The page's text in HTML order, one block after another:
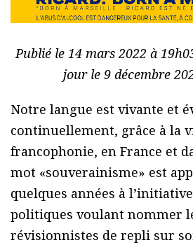
Publié le 14 mars 2022 à
jour le 9 décembre
Notre langue est vivante et
continuellement, grâce à la
francophonie, en France et
mot «souverainisme» est
quelques années à
politiques voulant nommer
révisionnistes de repli sur